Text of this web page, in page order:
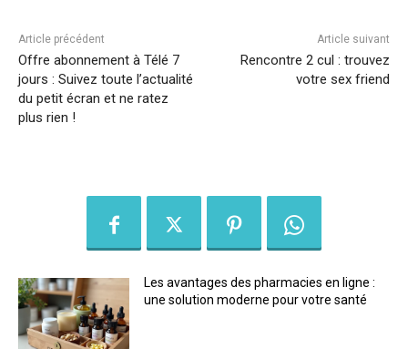
Article précédent
Offre abonnement à Télé 7
jours : Suivez toute l’actualité
du petit écran et ne ratez
plus rien !
Article suivant
Rencontre 2 cul : trouvez
votre sex friend
Les avantages des pharmacies en ligne :
une solution moderne pour votre santé